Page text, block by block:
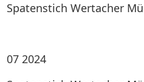
Spatenstich Wertacher
07 2024